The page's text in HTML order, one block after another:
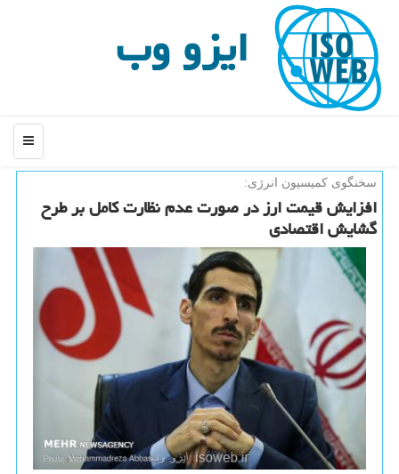
ایزو وب
منو
سخنگوی كمیسیون انرژی:
افزایش قیمت ارز در صورت عدم نظارت كامل بر طرح
گشایش اقتصادی